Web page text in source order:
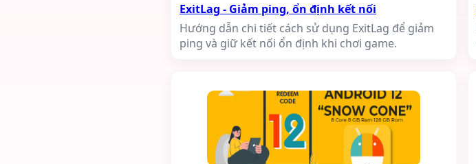
ExitLag - Giảm ping, ổn định kết nối
Hướng dẫn chi tiết cách sử dụng ExitLag để giảm
ping và giữ kết nối ổn định khi chơi game.